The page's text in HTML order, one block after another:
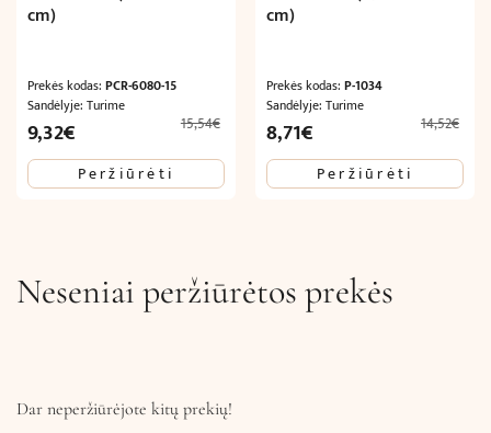
cm)
Prekės kodas: PCR-6080-15
Sandėlyje: Turime
15,54€
Original
price
was:
9,32€
price
is:
Peržiūrėti
cm)
Prekės kodas:P-1034
Sandėlyje: Turime
14,52€
Original
price
was:
8,71€
price
is:
Peržiūrėti
Neseniai peržiūrėtos prekės
Dar neperžiūrėjote kitų prekių!